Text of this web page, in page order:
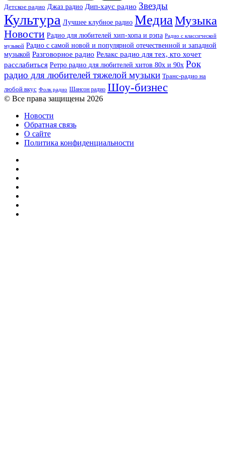
Детское радио Джаз радио Дип-хаус радио Звезды
Культура Лучшее клубное радио МедиаМузыка
Новости Радио для любителей хип-хопа и рэпа Радио с классической
музыкой Радио с самой новой и популярной отечественной и западной
музыкой Разговорное радио Релакс радио для тех, кто хочет
расслабиться Ретро радио для любителей хитов 80х и 90х Рок
радио для любителей тяжелой музыки Транс-радио на
любой вкус Фолк радио Шансон радио Шоу-бизнес
© Все права защищены 2026
Новости
Обратная связь
О сайте
Политика конфиденциальности